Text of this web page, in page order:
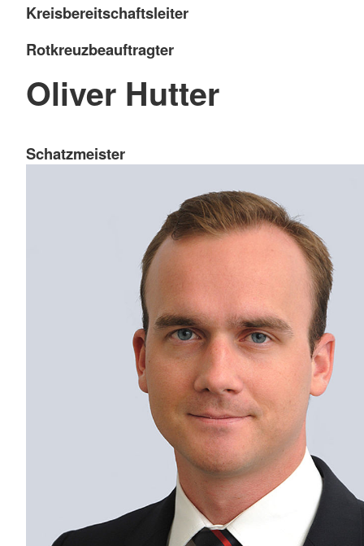
Kreisbereitschaftsleiter
Rotkreuzbeauftragter
Oliver Hutter
Schatzmeister